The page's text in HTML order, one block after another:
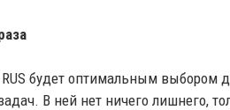
будет оптимальным выбором
В ней нет ничего лишнего,